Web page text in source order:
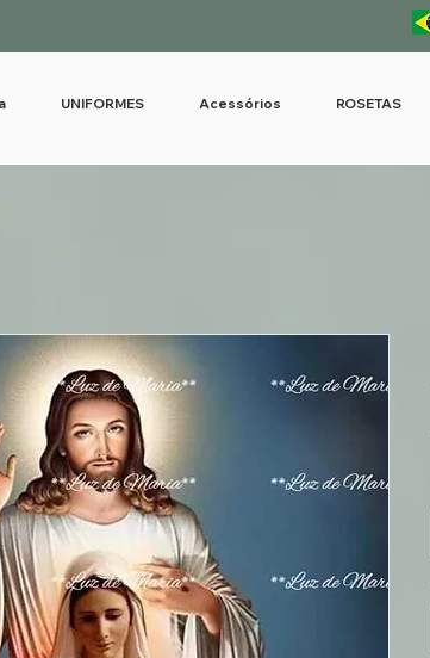
UNIFORMES Acessórios ROSETAS